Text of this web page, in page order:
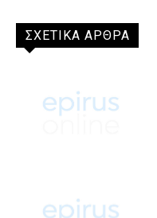
ΣΧΕΤΙΚΑ ΑΡΘΡΑ